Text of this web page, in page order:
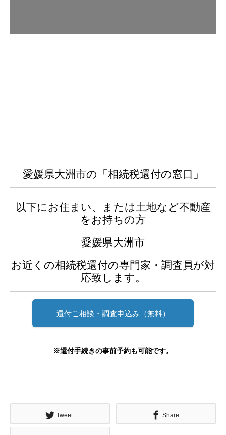
愛媛県大洲市の「相続税還付の窓口」
以下にお住まい、または土地など不動産
をお持ちの方
愛媛県大洲市
お近くの相続税還付の専門家・調査員が対
応致します。
還付ご相談・調査申込み（無料）
※還付手続きの事前予約も可能です。
Tweet Share